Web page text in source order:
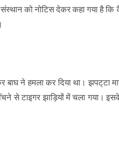
को नोटिस देकर कहा गया है कि
बाघ ने हमला कर दिया था। झपट्‌टा
से टाइगर झाड़ियों में चला गया।